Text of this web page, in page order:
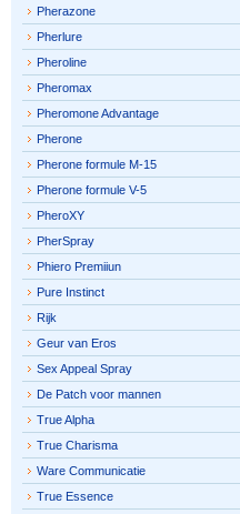
Pherazone
Pherlure
Pheroline
Pheromax
Pheromone Advantage
Pherone
Pherone formule M-15
Pherone formule V-5
PheroXY
PherSpray
Phiero Premiiun
Pure Instinct
Rijk
Geur van Eros
Sex Appeal Spray
De Patch voor mannen
True Alpha
True Charisma
Ware Communicatie
True Essence